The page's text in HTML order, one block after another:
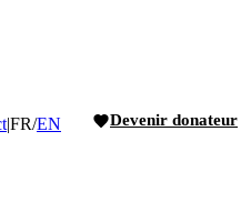
|FR/EN Devenir donateur